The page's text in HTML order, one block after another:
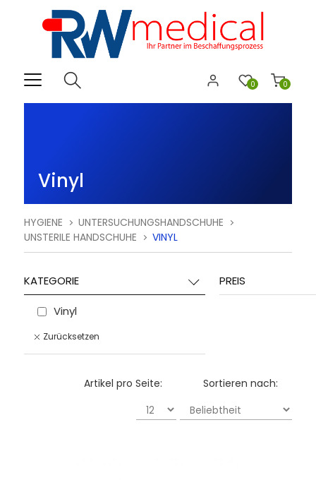
0
0
Vinyl
HYGIENE
UNTERSUCHUNGSHANDSCHUHE
UNSTERILE HANDSCHUHE
VINYL
KATEGORIE
Vinyl
Zurücksetzen
PREIS
Sortieren nach:
Artikel pro Seite: